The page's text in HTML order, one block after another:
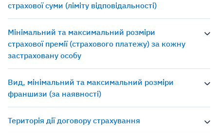
страхової суми (ліміту відповідальності)
Мінімальний та максимальний розміри
страхової премії (страхового платежу) за кожну
застраховану особу
Вид, мінімальний та максимальний розміри
франшизи (за наявності)
Територія дії договору страхування